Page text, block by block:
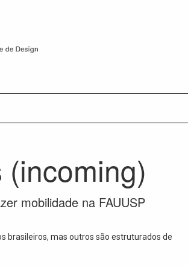
mobilidade na FAUUSP
brasileiros, mas outros são estruturados de